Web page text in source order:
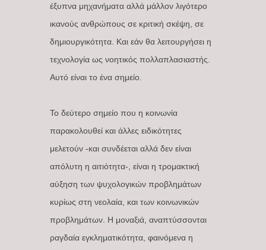
έξυπνα μηχανήματα αλλά μάλλον λιγότερο
ικανούς ανθρώπους σε κριτική σκέψη, σε
δημιουργικότητα. Και εάν θα λειτουργήσει η
τεχνολογία ως νοητικός πολλαπλασιαστής.
Αυτό είναι το ένα σημείο.
Το δεύτερο σημείο που η κοινωνία
παρακολουθεί και άλλες ειδικότητες
μελετούν -και συνδέεται αλλά δεν είναι
απόλυτη η αιτιότητα-, είναι η τρομακτική
αύξηση των ψυχολογικών προβλημάτων
κυρίως στη νεολαία, και των κοινωνικών
προβλημάτων. Η μοναξιά, αναπτύσσονται
ραγδαία εγκληματικότητα, φαινόμενα η